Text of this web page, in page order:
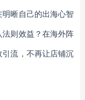
晰自己的出海心智
则效益？在海外阵
流，不再让店铺沉